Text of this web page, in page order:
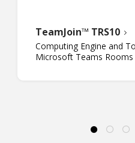
TeamJoin™ TRS10
Computing Engine and
Microsoft Teams Rooms